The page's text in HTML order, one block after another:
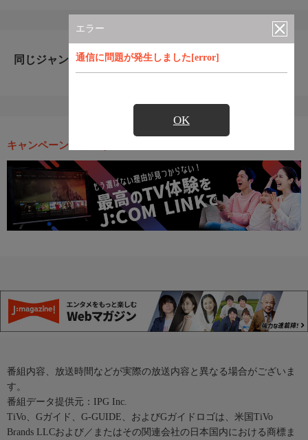
エラー
通信に問題が発生しました[error]
OK
同じジャンルのおすすめ番組
キャンペーン・お得な情報
番組内容、放送時間などが実際の放送内容と異なる場合がございま
す。
番組データ提供元：IPG Inc.
TiVo、Gガイド、G-GUIDE、およびGガイドロゴは、米国TiVo
Brands LLCおよび／またはその関連会社の日本国内における商標ま